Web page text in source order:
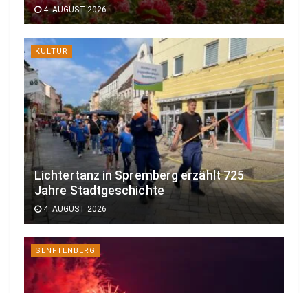
4. AUGUST 2026
KULTUR
Lichtertanz in Spremberg erzählt 725
Jahre Stadtgeschichte
4. AUGUST 2026
SENFTENBERG